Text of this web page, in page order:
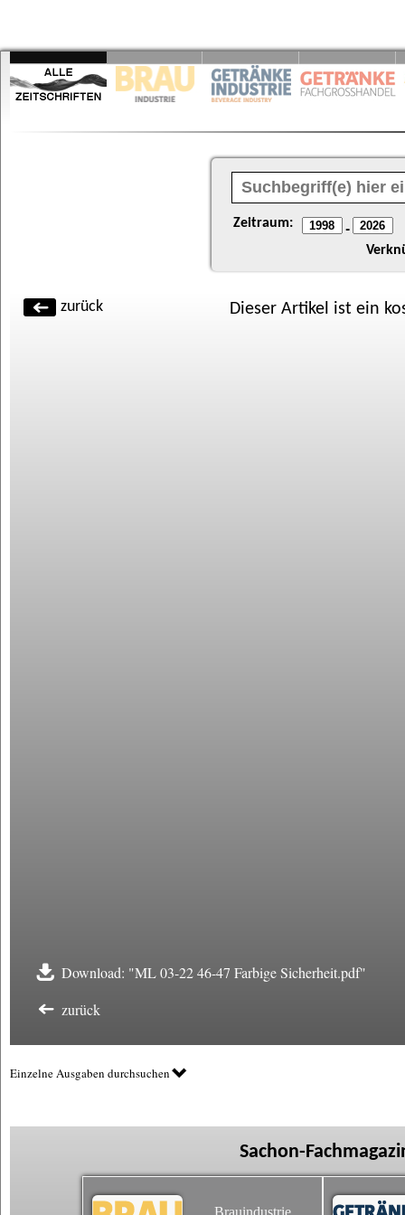
Zeitraum: -
zurück Dieser Artikel ist ein
Download: "ML 03-22 46-47 Farbige Sicherheit.pdf"
zurück
Einzelne Ausgaben durchsuchen
Sachon-
Brauindustrie